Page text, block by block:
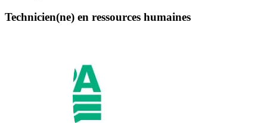
Technicien(ne) en ressources humaines